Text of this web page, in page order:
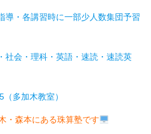
導・各講習時に一部少人数集団予習
社会・理科・英語・速読・速読英
多加木教室）
・森本にある珠算塾です